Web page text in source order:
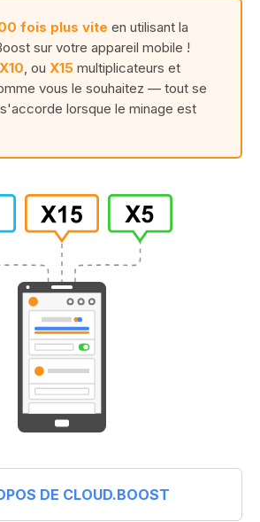
fois plus vite en utilisant la
sur votre appareil mobile !
X10 , ou X15 multiplicateurs et
vous le souhaitez — tout se
lorsque le minage est
DE CLOUD.BOOST